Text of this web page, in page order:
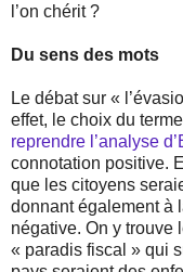
l’on chérit ?
Du sens des mots
Le débat sur «
effet, le choix du
reprendre l’analyse
connotation positive.
que les citoyens
donnant également à
négative. On y trouve
« paradis fiscal » qui